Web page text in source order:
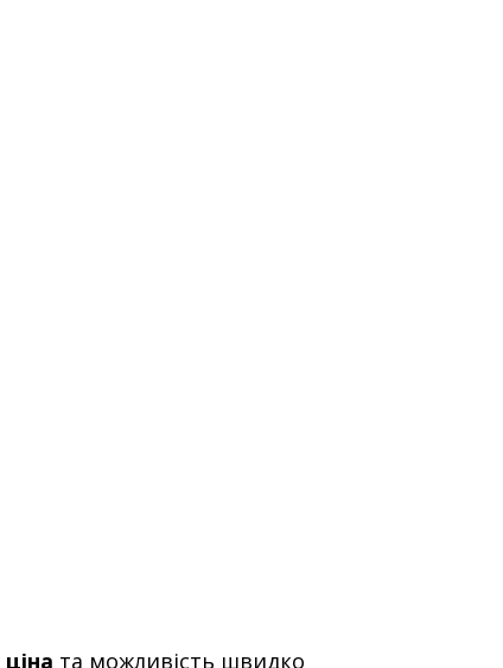
ціна та можливість швидко